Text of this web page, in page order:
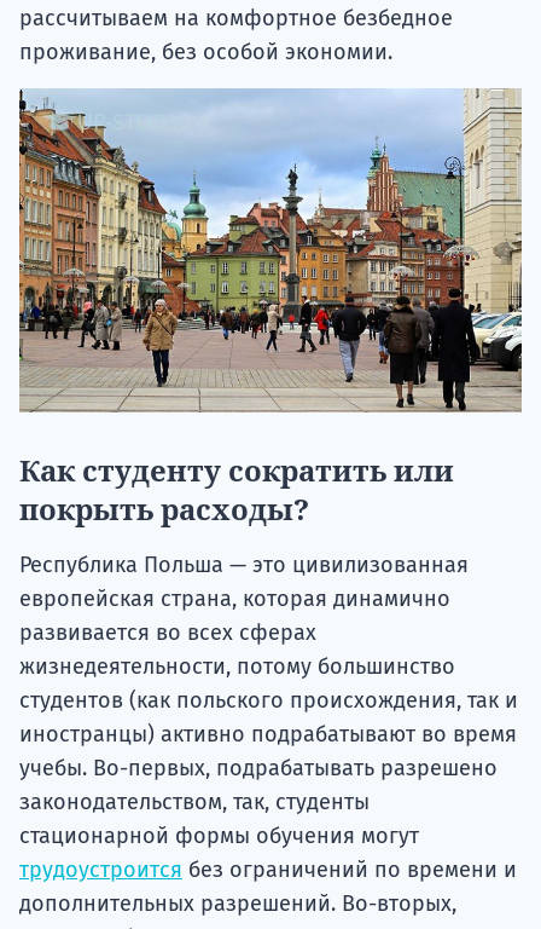
рассчитываем на комфортное безбедное
проживание, без особой экономии.
Как студенту сократить или
покрыть расходы?
Республика Польша — это цивилизованная
европейская страна, которая динамично
развивается во всех сферах
жизнедеятельности, потому большинство
студентов (как польского происхождения, так и
иностранцы) активно подрабатывают во время
учебы. Во-первых, подрабатывать разрешено
законодательством, так, студенты
стационарной формы обучения могут
трудоустроится без ограничений по времени и
дополнительных разрешений. Во-вторых,